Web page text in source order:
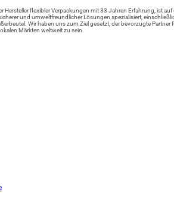
Hersteller flexibler Verpackungen mit 33 Jahren Erfahrung, ist auf
und umweltfreundlicher Lösungen spezialisiert,
Wir haben uns zum Ziel gesetzt, der bevorzugte Partner
Märkten weltweit zu sein.